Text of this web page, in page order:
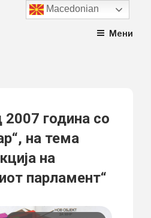
Мени
2007 година со
на тема
на
парламент“
Macedonian